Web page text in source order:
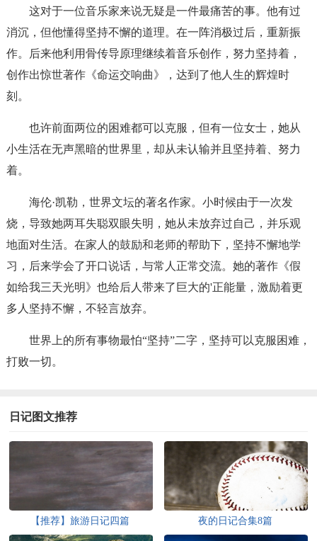
这对于一位音乐家来说无疑是一件最痛苦的事。他有过
消沉，但他懂得坚持不懈的道理。在一阵消极过后，重新振
作。后来他利用骨传导原理继续着音乐创作，努力坚持着，
创作出惊世著作《命运交响曲》，达到了他人生的辉煌时
刻。
也许前面两位的困难都可以克服，但有一位女士，她从
小生活在无声黑暗的世界里，却从未认输并且坚持着、努力
着。
海伦·凯勒，世界文坛的著名作家。小时候由于一次发
烧，导致她两耳失聪双眼失明，她从未放弃过自己，并乐观
地面对生活。在家人的鼓励和老师的帮助下，坚持不懈地学
习，后来学会了开口说话，与常人正常交流。她的著作《假
如给我三天光明》也给后人带来了巨大的'正能量，激励着更
多人坚持不懈，不轻言放弃。
世界上的所有事物最怕“坚持”二字，坚持可以克服困难，
打败一切。
日记图文推荐
【推荐】旅游日记四篇 夜的日记合集8篇